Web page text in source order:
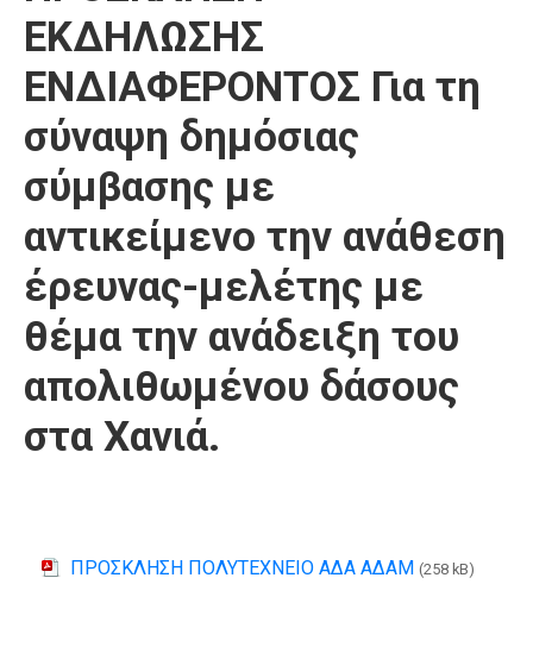
Επικοινωνία
ΕΚΔΗΛΩΣΗΣ
ΕΝΔΙΑΦΕΡΟΝΤΟΣ Για τη
σύναψη δημόσιας
σύμβασης με
αντικείμενο την ανάθεση
έρευνας-μελέτης με
θέμα την ανάδειξη του
απολιθωμένου δάσους
στα Χανιά.
ΠΡΟΣΚΛΗΣΗ ΠΟΛΥΤΕΧΝΕΙΟ ΑΔΑ ΑΔΑΜ (258 kB)